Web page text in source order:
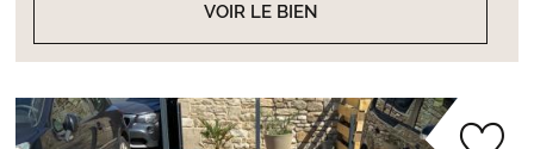
VOIR LE BIEN